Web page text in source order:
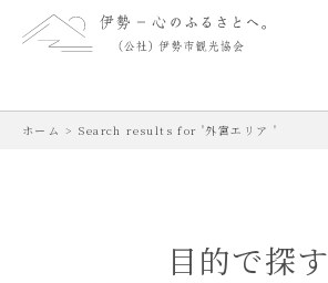
ホーム > Search results for '外宮エリア '
目的で探す